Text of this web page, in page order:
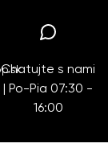
Chatujte s nami
| Po-Pia 07:30 -
16:00